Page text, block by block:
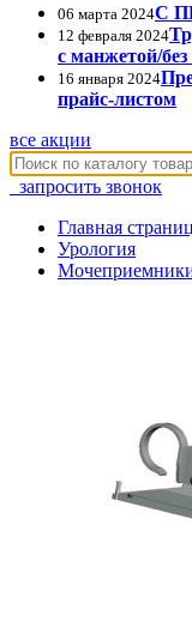
06 марта 2024С
12 февраля 2024
с манжетой/
16 января 2024
прайс-листом
все акции
запросить звонок
Главная
Урология